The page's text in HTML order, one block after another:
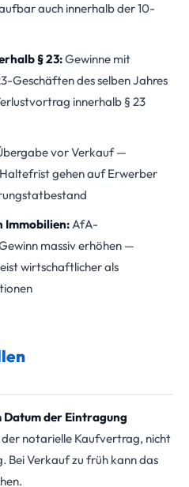
auch innerhalb der 10-
§ 23:Gewinne mit
Geschäften des selben Jahres
innerhalb § 23
vor Verkauf —
gehen auf Erwerber
Immobilien:AfA-
massiv erhöhen —
wirtschaftlicher als
der Eintragung
notarielle Kaufvertrag, nicht
Bei Verkauf zu früh kann das